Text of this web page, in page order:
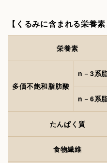
【くるみに含まれる栄養
栄養素
多価不飽和脂肪酸
n－3系
n－6系
たんぱく質
食物繊維